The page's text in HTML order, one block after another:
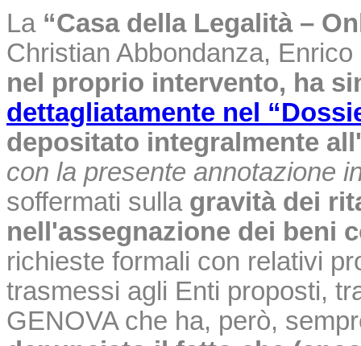
La “Casa della Legalità –
Christian Abbondanza,
nel proprio intervento, ha
dettagliatamente nel
depositato integralmente
con la presente annotazione
soffermati sulla gravità dei
nell'assegnazione dei beni
richieste formali con relativi
trasmessi agli Enti proposti,
GENOVA che ha, però,